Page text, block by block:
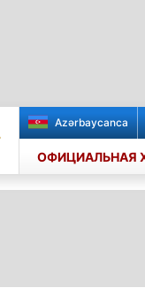
Azərbaycanca
ОФИЦИАЛЬНАЯ